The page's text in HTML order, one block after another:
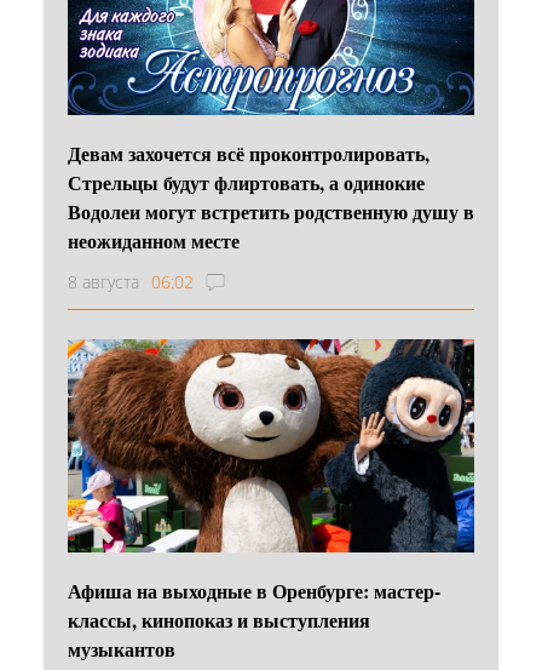
Девам захочется всё проконтролировать,
Стрельцы будут флиртовать, а одинокие
Водолеи могут встретить родственную душу в
неожиданном месте
8 августа 06:02
Афиша на выходные в Оренбурге: мастер-
классы, кинопоказ и выступления
музыкантов